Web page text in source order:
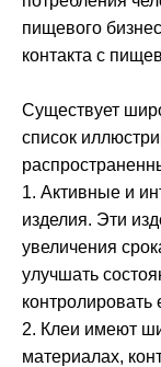
пищевого
контакта с
Существует
список
1. Активные и
изделия. Эти
увеличения
улучшать
контролировать
2. Клеи имеют
материалах,